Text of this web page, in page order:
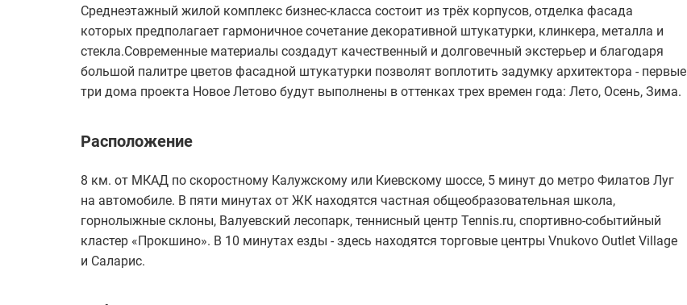
Среднеэтажный жилой комплекс бизнес-класса состоит из трёх корпусов, отделка фасада
которых предполагает гармоничное сочетание декоративной штукатурки, клинкера, металла и
стекла.Современные материалы создадут качественный и долговечный экстерьер и благодаря
большой палитре цветов фасадной штукатурки позволят воплотить задумку архитектора - первые
три дома проекта Новое Летово будут выполнены в оттенках трех времен года: Лето, Осень, Зима.
Расположение
8 км. от МКАД по скоростному Калужскому или Киевскому шоссе, 5 минут до метро Филатов Луг
на автомобиле. В пяти минутах от ЖК находятся частная общеобразовательная школа,
горнолыжные склоны, Валуевский лесопарк, теннисный центр Tennis.ru, спортивно-событийный
кластер «Прокшино». В 10 минутах езды - здесь находятся торговые центры Vnukovo Outlet Village
и Саларис.